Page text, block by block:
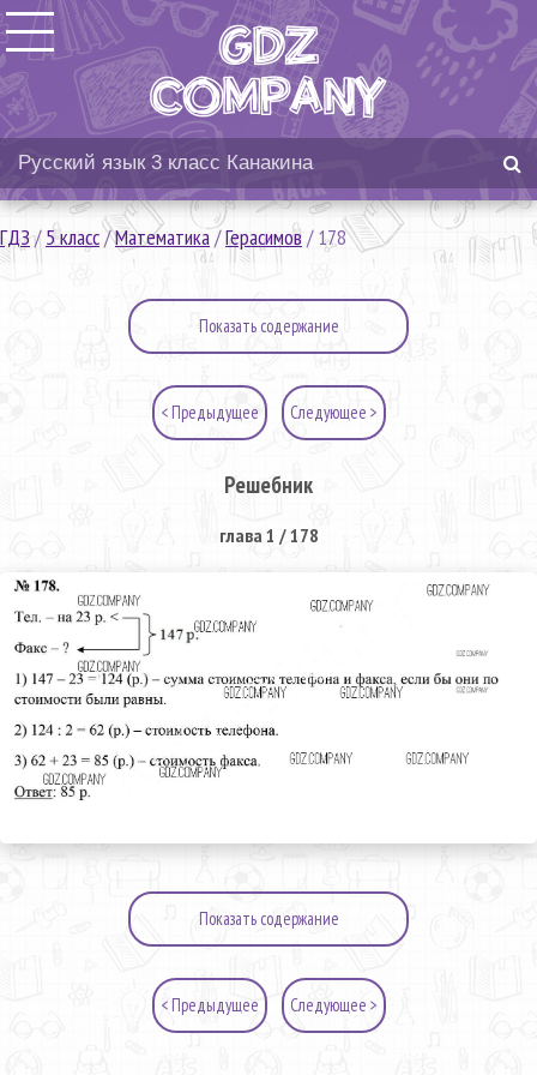
ГДЗ/5 класс/Математика/Герасимов/178
Показать содержание
< Предыдущее Следующее >
Решебник
глава 1 / 178
Показать содержание
< Предыдущее Следующее >